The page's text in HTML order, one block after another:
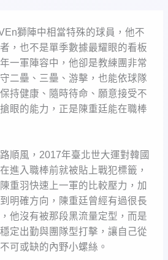
獅陣中相當特殊的球員，他不
，也不是單季數據最耀眼的看板
一軍陣容中，他卻是教練團非常
二壘、三壘、游擊，也能依球隊
持健康、隨時待命、願意接受不
眼的能力，正是陳重廷能在職棒
順風，2017年臺北世大運對韓國
進入職棒前就被貼上戰犯標籤，
重羽快速上一軍的比較壓力，加
明確方向，陳重廷曾經有過很長
他沒有被那段黑流量定型，而是
定出勤與團隊型打擊，讓自己從
可或缺的內野小螺絲。